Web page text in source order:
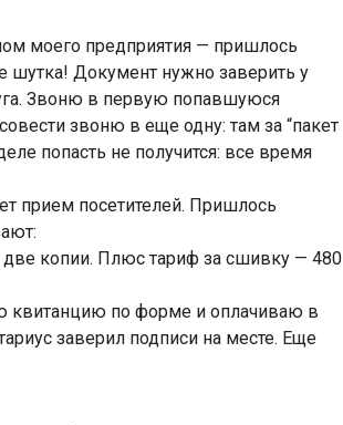
моего предприятия — пришлось
шутка! Документ нужно заверить у
Звоню в первую попавшуюся
звоню в еще одну: там за “пакет
попасть не получится: все время
прием посетителей. Пришлось
две копии. Плюс тариф за сшивку — 480
квитанцию по форме и оплачиваю в
заверил подписи на месте. Еще